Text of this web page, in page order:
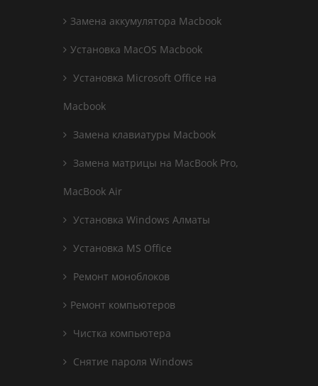
Замена аккумулятора Macbook
Установка MacOS Macbook
Установка Microsoft Office на
Macbook
Замена клавиатуры Macbook
Замена матрицы на MacBook Pro,
MacBook Air
Установка Windows Алматы
Установка MS Office
Ремонт моноблоков
Ремонт компьютеров
Чистка компьютера
Снятие пароля Windows